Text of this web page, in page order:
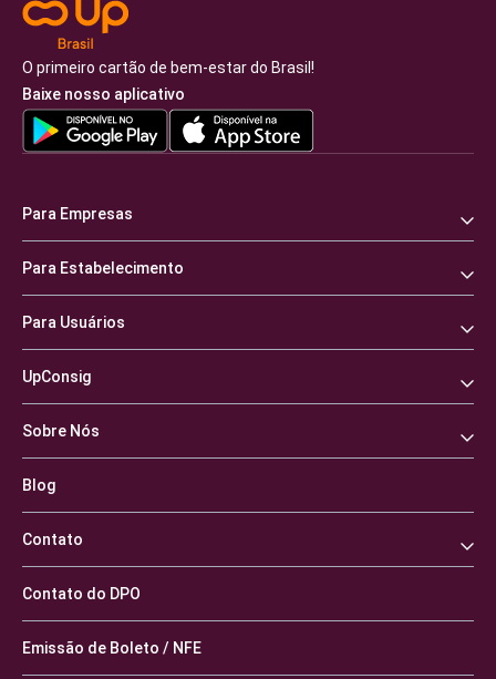
O primeiro cartão de bem-estar do Brasil!
Baixe nosso aplicativo
Para Empresas
Para Estabelecimento
Para Usuários
UpConsig
Sobre Nós
Blog
Contato
Contato do DPO
Emissão de Boleto / NFE